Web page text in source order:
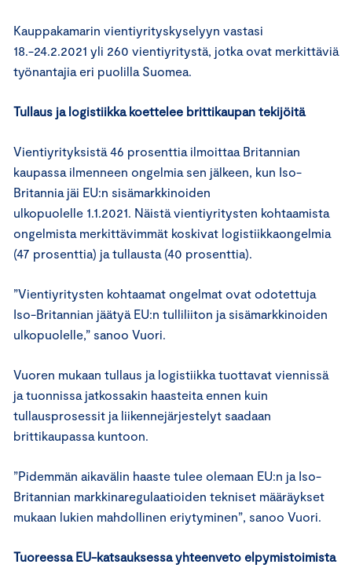
Kauppakamarin vientiyrityskyselyyn vastasi
18.-24.2.2021 yli 260 vientiyritystä, jotka ovat merkittäviä
työnantajia eri puolilla Suomea.
Tullaus ja logistiikka koettelee brittikaupan tekijöitä
Vientiyrityksistä 46 prosenttia ilmoittaa Britannian
kaupassa ilmenneen ongelmia sen jälkeen, kun Iso-
Britannia jäi EU:n sisämarkkinoiden
ulkopuolelle 1.1.2021. Näistä vientiyritysten kohtaamista
ongelmista merkittävimmät koskivat logistiikkaongelmia
(47 prosenttia) ja tullausta (40 prosenttia).
”Vientiyritysten kohtaamat ongelmat ovat odotettuja
Iso-Britannian jäätyä EU:n tulliliiton ja sisämarkkinoiden
ulkopuolelle,” sanoo Vuori.
Vuoren mukaan tullaus ja logistiikka tuottavat viennissä
ja tuonnissa jatkossakin haasteita ennen kuin
tullausprosessit ja liikennejärjestelyt saadaan
brittikaupassa kuntoon.
”Pidemmän aikavälin haaste tulee olemaan EU:n ja Iso-
Britannian markkinaregulaatioiden tekniset määräykset
mukaan lukien mahdollinen eriytyminen”, sanoo Vuori.
Tuoreessa EU-katsauksessa yhteenveto elpymistoimista